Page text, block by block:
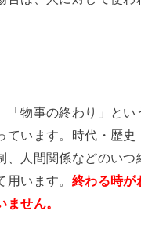
物事の終わり」とい
ています。時代・歴史
、人間関係などのいつ
用います。 終わる時が
ません。